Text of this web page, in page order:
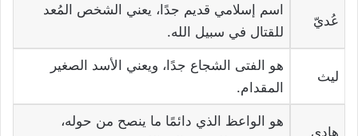
عُديّ
اسم إسلامي قديم جدًا، يعني الشخص المُعد
للقتال في سبيل الله.
ليث
هو الفتى الشجاع جدًا، ويعني الأسد الصغير
المقدام.
هادي
هو الواعظ الذي دائمًا ما ينصح من حوله،